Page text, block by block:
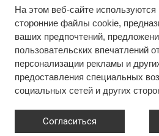
КАК
ДОСТАВКА
ГЛАВНАЯ
О КОМПАНИИ
КАТАЛОГ
8 (993) 725-70-87
Info@grmasters.ru
На этом веб-сайте
сторонние файлы cookie,
ваших предпочтений,
пользовательских впечатлений
персонализации рекламы и
предоставления специальных
социальных сетей и других
Согласиться